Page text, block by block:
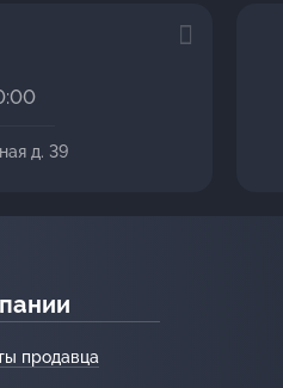
д. 39
продавца